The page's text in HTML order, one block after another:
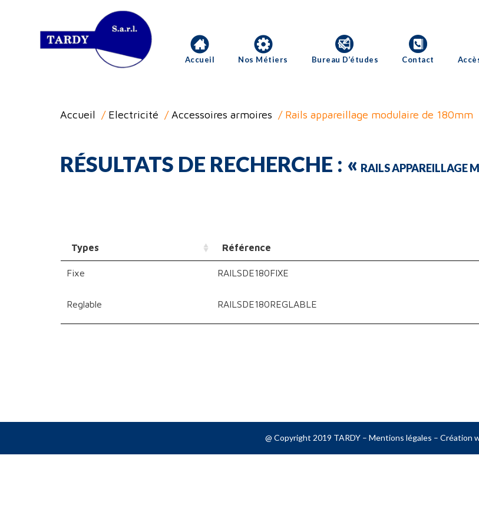
Accueil Nos Métiers Bureau D’études Contact
Accueil / Electricité / Accessoires armoires / Rails appareillage modulaire de 180mm
RÉSULTATS DE RECHERCHE : « RAILS APPAREILLAGE
Types Référence
Fixe RAILSDE180FIXE
Reglable RAILSDE180REGLABLE
@ Copyright 2019 TARDY – Mentions légales – Création